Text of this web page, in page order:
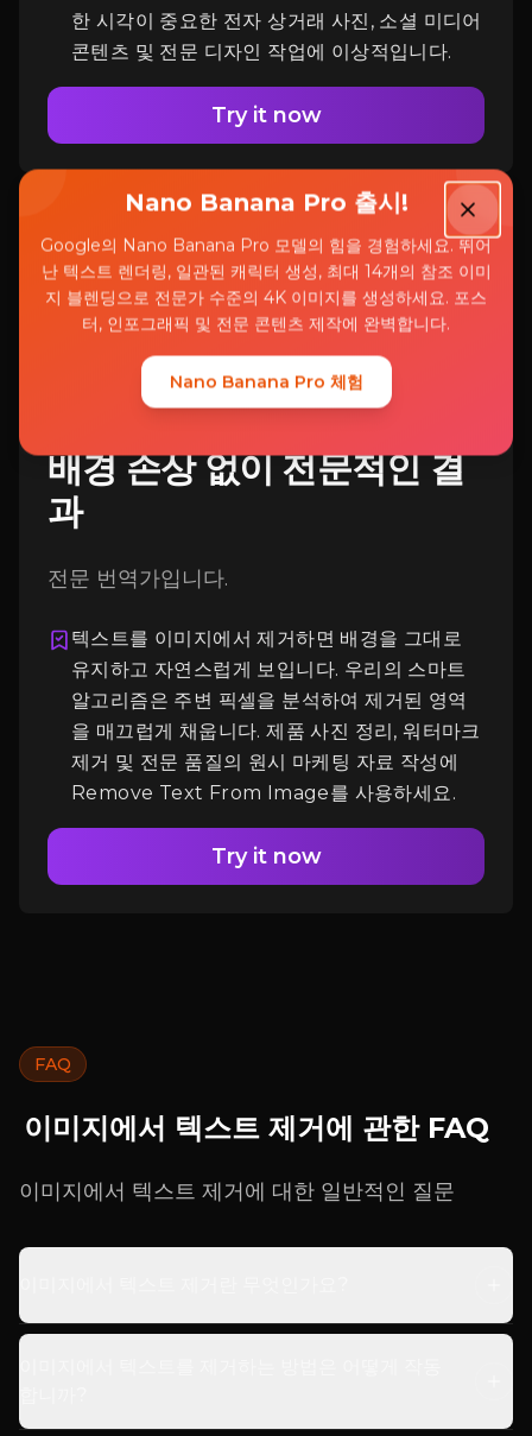
한 시각이 중요한 전자 상거래 사진, 소셜 미디어
콘텐츠 및 전문 디자인 작업에 이상적입니다.
Try it now
특징
배경 손상 없이 전문적인 결
과
전문 번역가입니다.
텍스트를 이미지에서 제거하면 배경을 그대로
유지하고 자연스럽게 보입니다. 우리의 스마트
알고리즘은 주변 픽셀을 분석하여 제거된 영역
을 매끄럽게 채웁니다. 제품 사진 정리, 워터마크
제거 및 전문 품질의 원시 마케팅 자료 작성에
Remove Text From Image를 사용하세요.
Try it now
FAQ
이미지에서 텍스트 제거에 관한 FAQ
이미지에서 텍스트 제거에 대한 일반적인 질문
Nano Banana Pro 출시!
Google의 Nano Banana Pro 모델의 힘을 경험하세요. 뛰어
난 텍스트 렌더링, 일관된 캐릭터 생성, 최대 14개의 참조 이미
지 블렌딩으로 전문가 수준의 4K 이미지를 생성하세요. 포스
터, 인포그래픽 및 전문 콘텐츠 제작에 완벽합니다.
Nano Banana Pro 체험